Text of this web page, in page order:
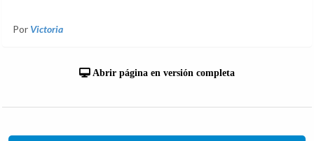
Por Victoria
Abrir página en versión completa